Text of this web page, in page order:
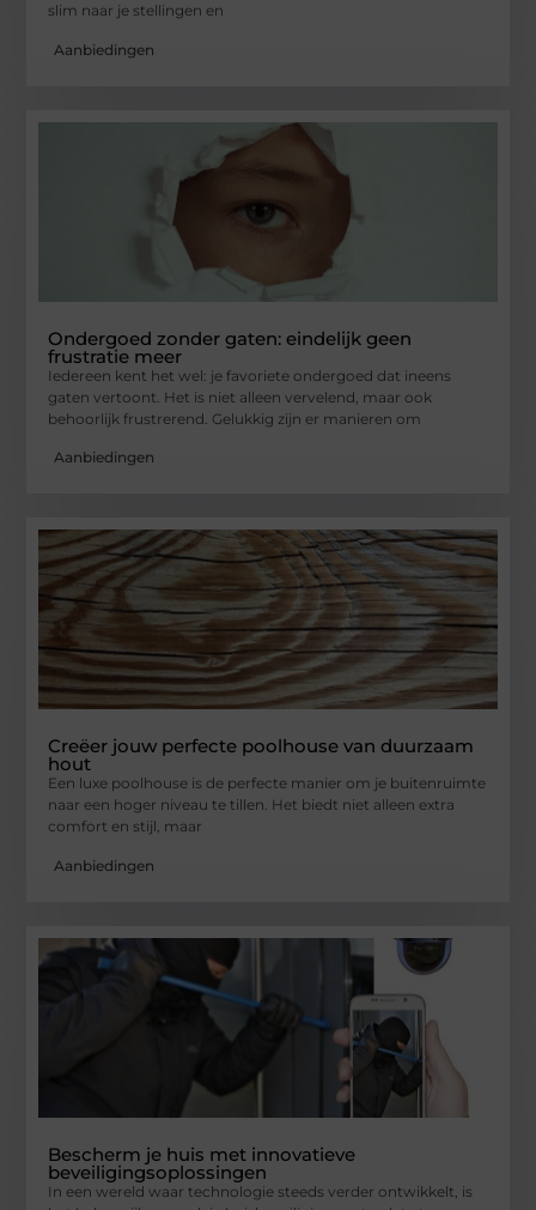
slim naar je stellingen en
Aanbiedingen
Ondergoed zonder gaten: eindelijk geen
frustratie meer
Iedereen kent het wel: je favoriete ondergoed dat ineens
gaten vertoont. Het is niet alleen vervelend, maar ook
behoorlijk frustrerend. Gelukkig zijn er manieren om
Aanbiedingen
Creëer jouw perfecte poolhouse van duurzaam
hout
Een luxe poolhouse is de perfecte manier om je buitenruimte
naar een hoger niveau te tillen. Het biedt niet alleen extra
comfort en stijl, maar
Aanbiedingen
Bescherm je huis met innovatieve
beveiligingsoplossingen
In een wereld waar technologie steeds verder ontwikkelt, is